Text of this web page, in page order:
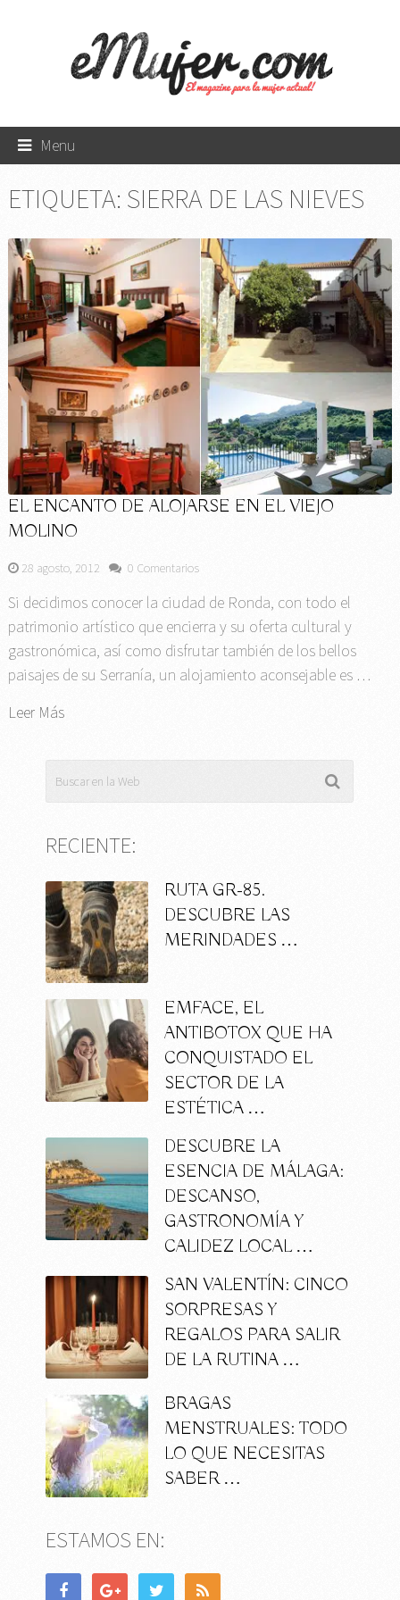
Menu
ETIQUETA: SIERRA DE LAS NIEVES
EL ENCANTO DE ALOJARSE EN EL VIEJO
MOLINO
28 agosto, 2012 0 Comentarios
Si decidimos conocer la ciudad de Ronda, con todo el
patrimonio artístico que encierra y su oferta cultural y
gastronómica, así como disfrutar también de los bellos
paisajes de su Serranía, un alojamiento aconsejable es …
Leer Más
RECIENTE:
RUTA GR-85.
DESCUBRE LAS
MERINDADES …
EMFACE, EL
ANTIBOTOX QUE HA
CONQUISTADO EL
SECTOR DE LA
ESTÉTICA …
DESCUBRE LA
ESENCIA DE MÁLAGA:
DESCANSO,
GASTRONOMÍA Y
CALIDEZ LOCAL …
SAN VALENTÍN: CINCO
SORPRESAS Y
REGALOS PARA SALIR
DE LA RUTINA …
BRAGAS
MENSTRUALES: TODO
LO QUE NECESITAS
SABER …
ESTAMOS EN: